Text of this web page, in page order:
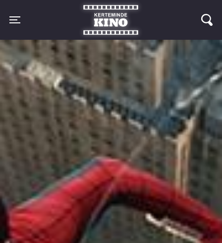
Toggle navigation
Kerteminde Kino